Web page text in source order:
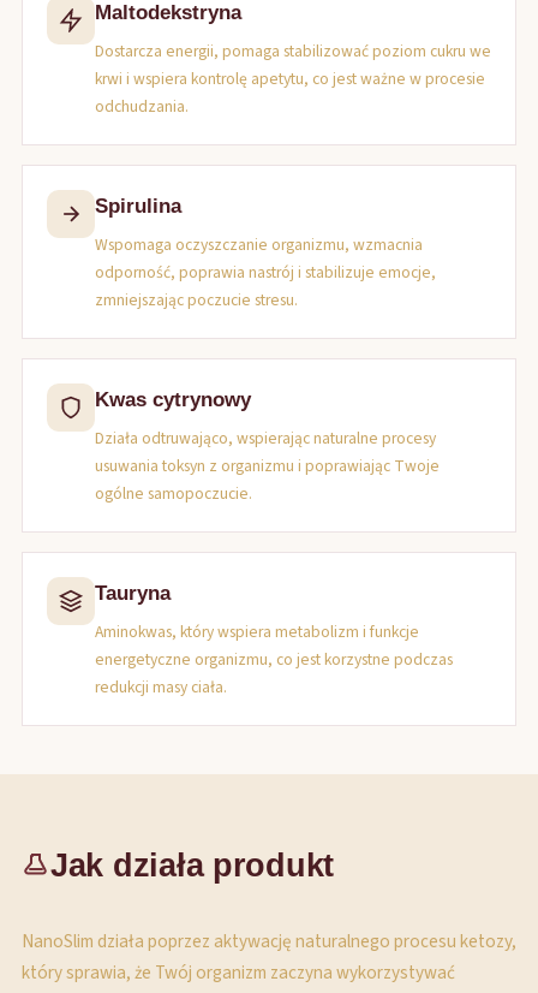
Maltodekstryna
Dostarcza energii, pomaga stabilizować poziom cukru we
krwi i wspiera kontrolę apetytu, co jest ważne w procesie
odchudzania.
Spirulina
Wspomaga oczyszczanie organizmu, wzmacnia
odporność, poprawia nastrój i stabilizuje emocje,
zmniejszając poczucie stresu.
Kwas cytrynowy
Działa odtruwająco, wspierając naturalne procesy
usuwania toksyn z organizmu i poprawiając Twoje
ogólne samopoczucie.
Tauryna
Aminokwas, który wspiera metabolizm i funkcje
energetyczne organizmu, co jest korzystne podczas
redukcji masy ciała.
Jak działa produkt
NanoSlim działa poprzez aktywację naturalnego procesu ketozy,
który sprawia, że Twój organizm zaczyna wykorzystywać